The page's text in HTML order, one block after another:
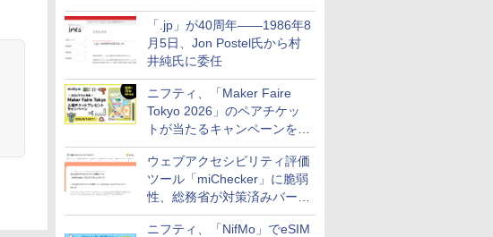
「.jp」が40周年――1986年8
月5日、Jon Postel氏から村
井純氏に委任
ニフティ、「Maker Faire
Tokyo 2026」のペアチケッ
トが当たるキャンペーンをX
で実施。8月16日まで
ウェブアクセシビリティ評価
ツール「miChecker」に脆弱
性、総務省が対策済みバージ
ョンへの更新を呼び掛け
ニフティ、「NifMo」でeSIM